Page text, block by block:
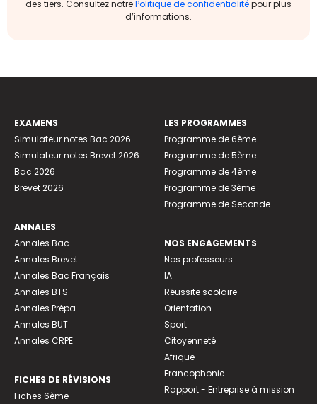
des tiers. Consultez notrePolitique de confidentialitépour plus
d’informations.
EXAMENS
Simulateur notes Bac 2026
Simulateur notes Brevet 2026
Bac 2026
Brevet 2026
ANNALES
Annales Bac
Annales Brevet
Annales Bac Français
Annales BTS
Annales Prépa
Annales BUT
Annales CRPE
FICHES DE RÉVISIONS
Fiches 6ème
LES PROGRAMMES
Programme de 6ème
Programme de 5ème
Programme de 4ème
Programme de 3ème
Programme de Seconde
NOS ENGAGEMENTS
Nos professeurs
IA
Réussite scolaire
Orientation
Sport
Citoyenneté
Afrique
Francophonie
Rapport - Entreprise à mission